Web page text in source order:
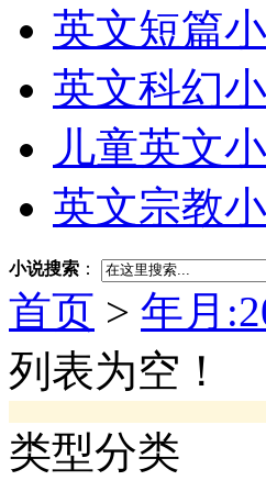
英文短篇
英文科幻
儿童英文
英文宗教
小说搜索 ：
首页 > 年月
列表为空！
类型分类